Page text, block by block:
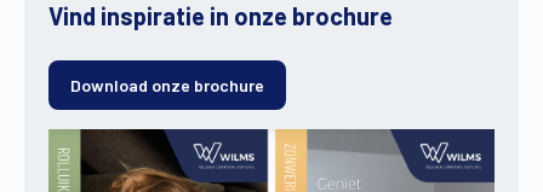
Vind inspiratie in onze brochure
Download onze brochure